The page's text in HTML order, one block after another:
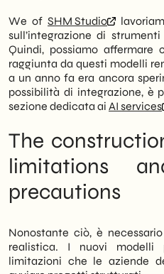
We of SHM Studio
sull’integrazione di
Quindi, possiamo
raggiunta da questi modelli
a un anno fa era ancora
possibilità di integrazione, è
sezione dedicata ai AI services
The
limitations
precautions
Nonostante ciò, è
realistica. I nuovi modelli
limitazioni che le aziende